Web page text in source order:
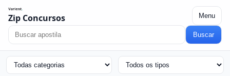
Zip Concursos Menu
Buscar